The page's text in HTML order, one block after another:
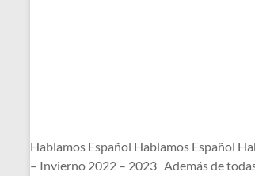
Hablamos Español Hablamos Español
– Invierno 2022 – 2023 Además de